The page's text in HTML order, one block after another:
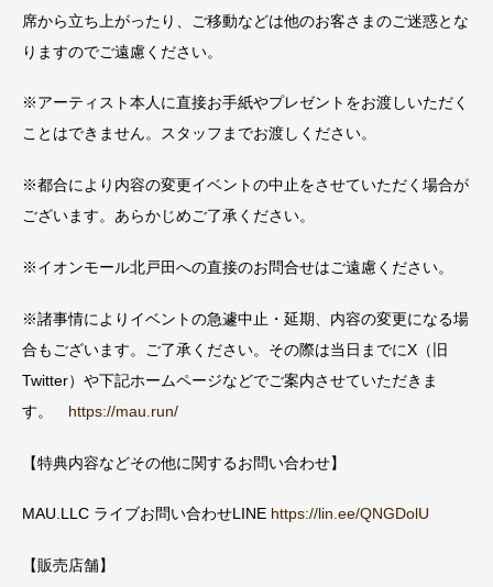
席から立ち上がったり、ご移動などは他のお客さまのご迷惑とな
りますのでご遠慮ください。
※アーティスト本人に直接お手紙やプレゼントをお渡しいただく
ことはできません。スタッフまでお渡しください。
※都合により内容の変更イベントの中止をさせていただく場合が
ございます。あらかじめご了承ください。
※イオンモール北戸田への直接のお問合せはご遠慮ください。
※諸事情によりイベントの急遽中止・延期、内容の変更になる場
合もございます。ご了承ください。その際は当日までにX（旧
Twitter）や下記ホームページなどでご案内させていただきま
す。 https://mau.run/
【特典内容などその他に関するお問い合わせ】
MAU.LLC ライブお問い合わせLINE https://lin.ee/QNGDolU
【販売店舗】